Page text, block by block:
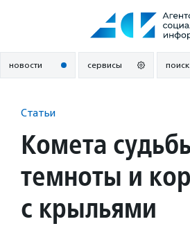
новости сервисы поиск
Статьи
Комета
темноты и
с крыльями